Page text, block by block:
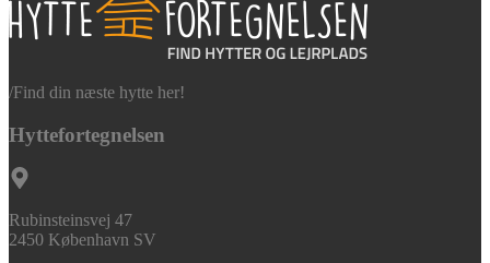
/Find din næste hytte her!
Hyttefortegnelsen
Rubinsteinsvej 47
2450 København SV